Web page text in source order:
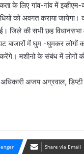
के लिए गांव-गांव में इव्हीएम-
को अवगत कराया
जिले की सभी छह
बाजारों में घुम -घुमकर
मशीनो के संबंध में लोगों की
अजय अग्रवाल,
Share via Email